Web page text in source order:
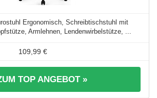
Ergonomisch, Schreibtischstuhl mit
Armlehnen, Lendenwirbelstütze, ...
109,99 €
TOP ANGEBOT »